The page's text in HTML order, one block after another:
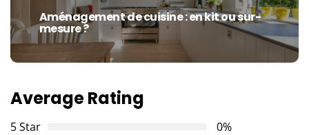
Next
post:
Aménagement de cuisine : en kit ou sur-
mesure ?
Average Rating
5 Star
0%